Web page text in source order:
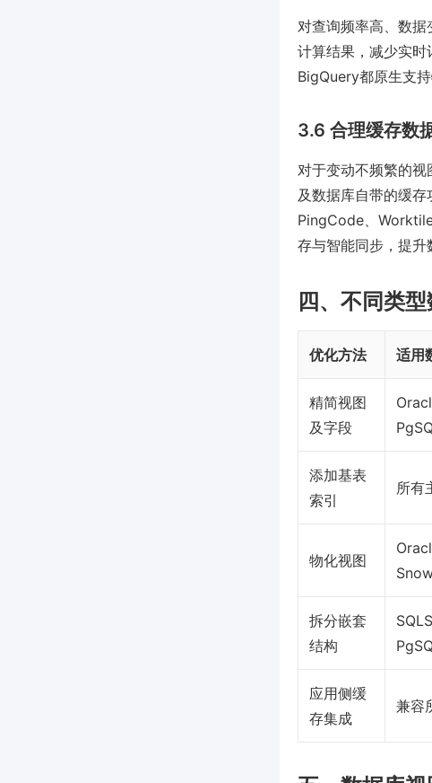
对查询频率高、数
计算结果，减少实
BigQuery都原生支持
3.6 合理缓存数
对于变动不频繁的
及数据库自带的缓
PingCode、
存与智能同步，提升
四、不同类
优化方法 适用
精简视图
及字段
添加基表
索引
所有
物化视图
拆分嵌套
结构
应用侧缓
存集成
兼容